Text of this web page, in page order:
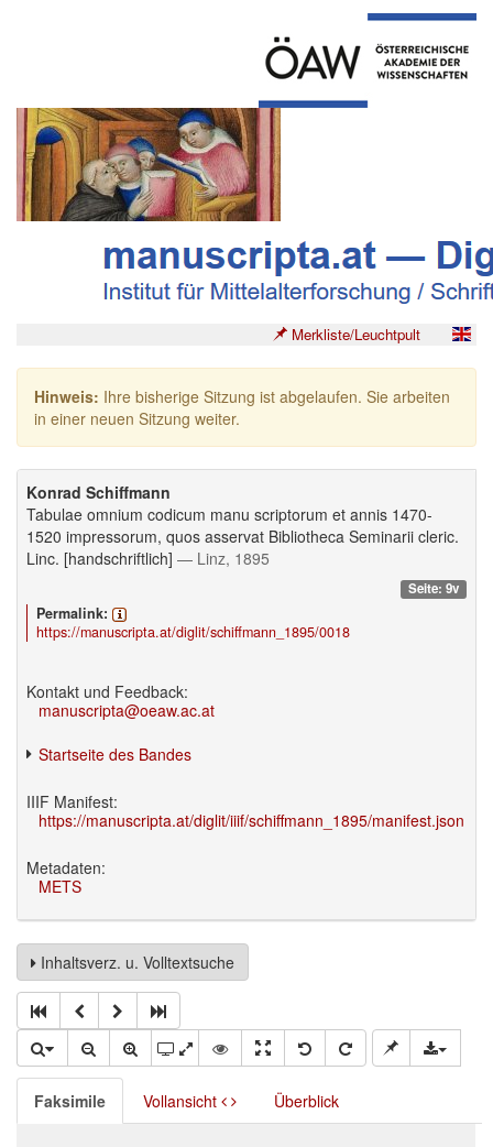
Merkliste/Leuchtpult
Hinweis: Ihre bisherige Sitzung ist abgelaufen. Sie arbeiten
in einer neuen Sitzung weiter.
Konrad Schiffmann
Tabulae omnium codicum manu scriptorum et annis 1470-
1520 impressorum, quos asservat Bibliotheca Seminarii cleric.
Linc. [handschriftlich] — Linz, 1895
Seite: 9v
Permalink:
https://manuscripta.at/diglit/schiffmann_1895/0018
Kontakt und Feedback:
manuscripta@oeaw.ac.at
Startseite des Bandes
IIIF Manifest:
https://manuscripta.at/diglit/iiif/schiffmann_1895/manifest.json
Metadaten:
METS
Inhaltsverz. u. Volltextsuche
Faksimile Vollansicht Überblick